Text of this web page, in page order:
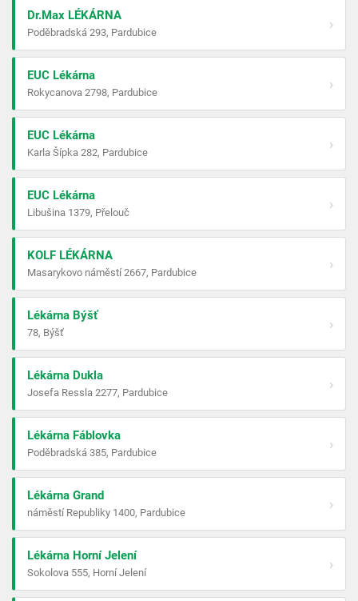
Dr.Max LÉKÁRNA
Poděbradská 293, Pardubice
›
EUC Lékárna
Rokycanova 2798, Pardubice
›
EUC Lékárna
Karla Šípka 282, Pardubice
›
EUC Lékárna
Libušina 1379, Přelouč
›
KOLF LÉKÁRNA
Masarykovo náměstí 2667, Pardubice
›
Lékárna Býšť
78, Býšť
›
Lékárna Dukla
Josefa Ressla 2277, Pardubice
›
Lékárna Fáblovka
Poděbradská 385, Pardubice
›
Lékárna Grand
náměstí Republiky 1400, Pardubice
›
Lékárna Horní Jelení
Sokolova 555, Horní Jelení
›